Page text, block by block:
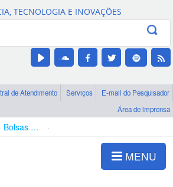
Canais
TECNOLOGIA E INOVAÇÕES
de Atendimento Serviços
E-mail do Pesquisador
Área de imprensa
Bolsas e Auxílios Vigentes
MENU